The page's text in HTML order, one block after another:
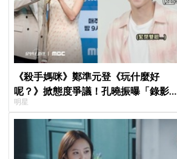
《殺手媽咪》鄭準元登《玩什麼好
呢？》掀態度爭議！孔曉振曝「錄影後
真的吐了」心疼喊：沒能救你
明星